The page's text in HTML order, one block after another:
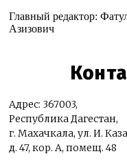
Главный редактор:
Азизович
Адрес: 367003,
Республика Дагестан,
г. Махачкала, ул. И.
д. 47, кор. А, помещ. 48